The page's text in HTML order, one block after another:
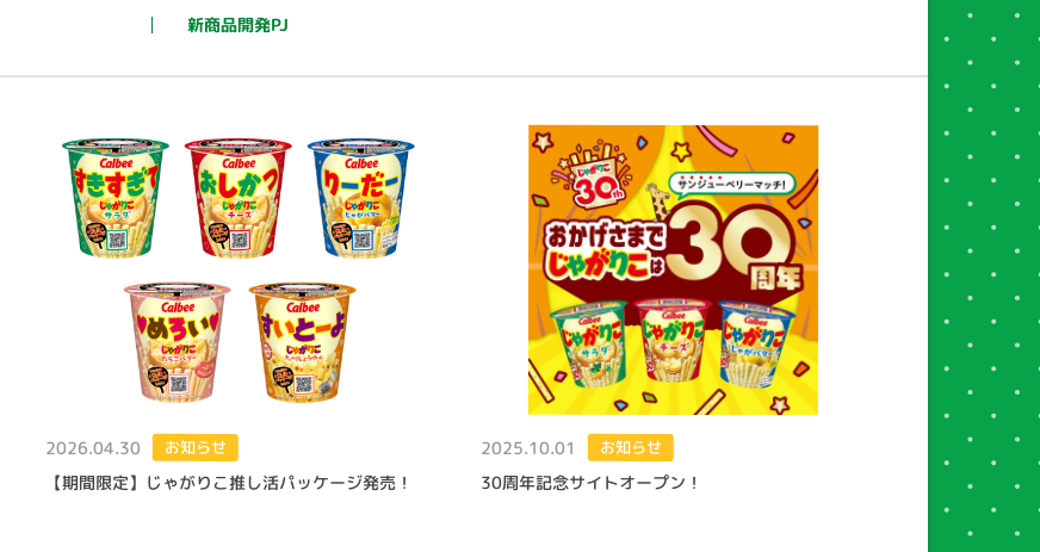
新商品開発PJ
2026.04.30 お知らせ
【期間限定】じゃがりこ推し活パッケージ発売！
2025.10.01 お知らせ
30周年記念サイトオープン！